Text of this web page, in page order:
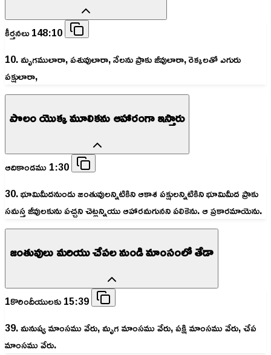
కీర్తనలు 148:10
10. మృగములారా, పశువులారా, నేలను ప్రాకు జీవులారా, రెక్కలతో ఎగురు
పక్షులారా,
పొలం యొక్క మూలికను ఆహారంగా ఇస్తారు
ఆదికాండము 1:30
30. భూమిమీదనుండు జంతువులన్నిటికిని ఆకాశ పక్షులన్నిటికిని భూమిమీద ప్రాకు
సమస్త జీవులకును పచ్చని చెట్లన్నియు ఆహారమగునని పలికెను. ఆ ప్రకారమాయెను.
జంతువులు మరియు చేపల నుండి మాంసంలో తేడా
1కొరిందీయులకు 15:39
39. మనుష్య మాంసము వేరు, మృగ మాంసము వేరు, పక్షి మాంసము వేరు, చేప
మాంసము వేరు.